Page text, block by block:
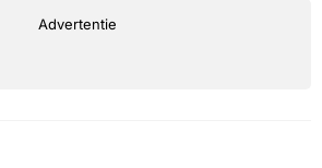
Advertentie